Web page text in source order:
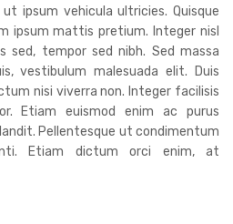
ipsum vehicula ultricies. Quisque
ipsum mattis pretium. Integer nisl
sed, tempor sed nibh. Sed massa
vestibulum malesuada elit. Duis
nisi viverra non. Integer facilisis
Etiam euismod enim ac purus
Pellentesque ut condimentum
Etiam dictum orci enim, at